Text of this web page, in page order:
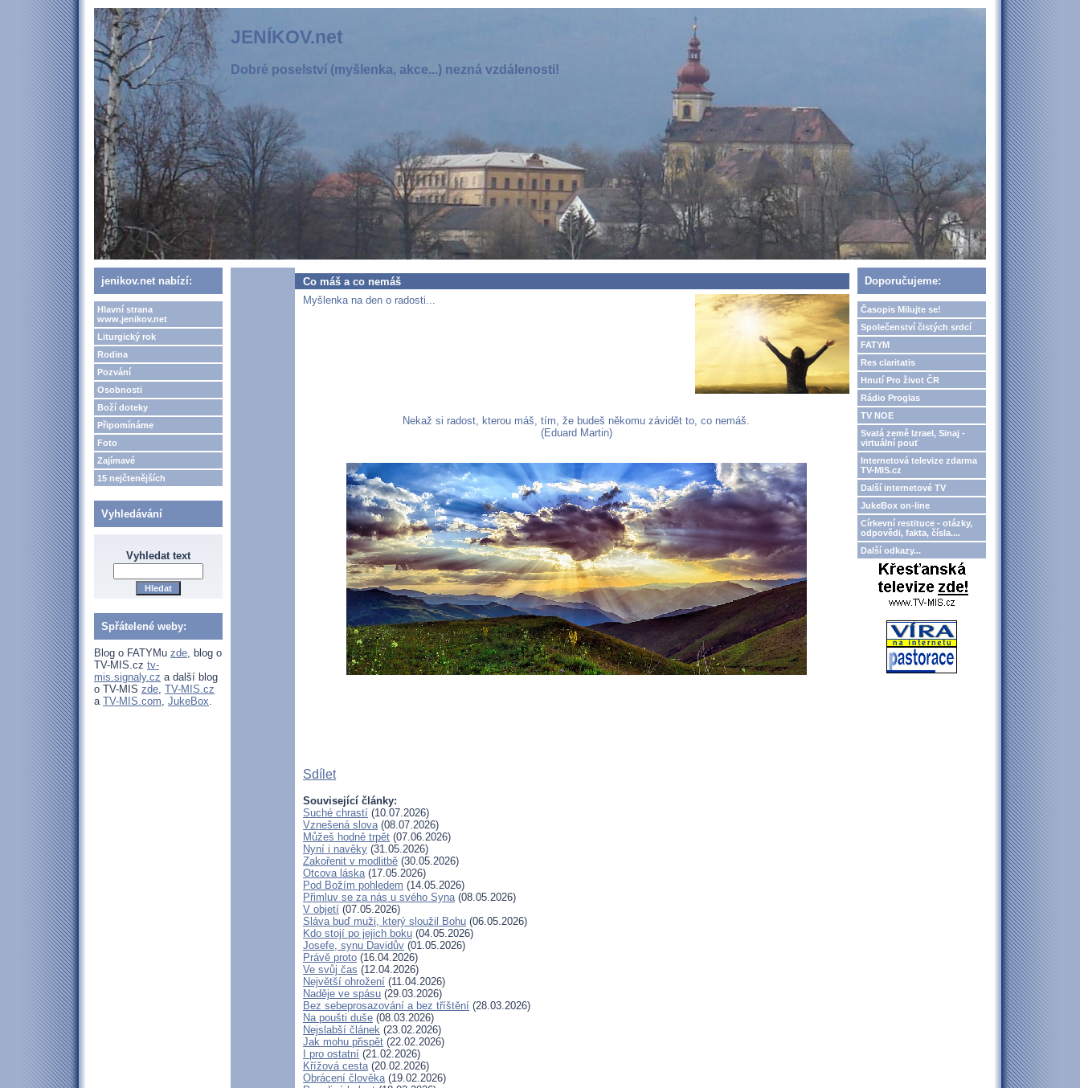
JENÍKOV.net
Dobré poselství (myšlenka, akce...) nezná vzdálenosti!
jenikov.net nabízí:
Hlavní strana
www.jenikov.net
Liturgický rok
Rodina
Pozvání
Osobnosti
Boží doteky
Připomínáme
Foto
Zajímavé
15 nejčtenějších
Vyhledávání
Vyhledat text
Spřátelené weby:
Blog o FATYMu zde, blog o
TV-MIS.cz tv-
mis.signaly.cz a další blog
o TV-MIS zde, TV-MIS.cz
a TV-MIS.com, JukeBox.
Co máš a co nemáš
Myšlenka na den o radosti...
Nekaž si radost, kterou máš, tím, že budeš někomu závidět to, co nemáš.
(Eduard Martin)
Sdílet
Související články:
Suché chrastí (10.07.2026)
Vznešená slova(08.07.2026)
Můžeš hodně trpět (07.06.2026)
Nyní i navěky (31.05.2026)
Zakořenit v modlitbě (30.05.2026)
Otcova láska(17.05.2026)
Pod Božím pohledem (14.05.2026)
Přimluv se za nás u svého Syna(08.05.2026)
V objetí (07.05.2026)
Sláva buď muži, který sloužil Bohu (06.05.2026)
Kdo stojí po jejich boku (04.05.2026)
Josefe, synu Davidův (01.05.2026)
Právě proto (16.04.2026)
Ve svůj čas (12.04.2026)
Největší ohrožení (11.04.2026)
Naděje ve spásu (29.03.2026)
Bez sebeprosazování a bez tříštění (28.03.2026)
Na poušti duše (08.03.2026)
Nejslabší článek (23.02.2026)
Jak mohu přispět (22.02.2026)
I pro ostatní (21.02.2026)
Křížová cesta(20.02.2026)
Obrácení člověka(19.02.2026)
Doporučujeme:
Časopis Milujte se!
Společenství čistých srdcí
FATYM
Res claritatis
Hnutí Pro život ČR
Rádio Proglas
TV NOE
Svatá země Izrael, Sinaj -
virtuální pouť
Internetová televize zdarma
TV-MIS.cz
Další internetové TV
JukeBox on-line
Církevní restituce - otázky,
odpovědi, fakta, čísla....
Další odkazy...